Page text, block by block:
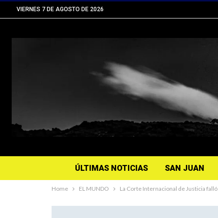
VIERNES 7 DE AGOSTO DE 2026
ÚLTIMAS NOTICIAS SAN JUAN
Home EL MUNDO La Corte Internacional de Justicia